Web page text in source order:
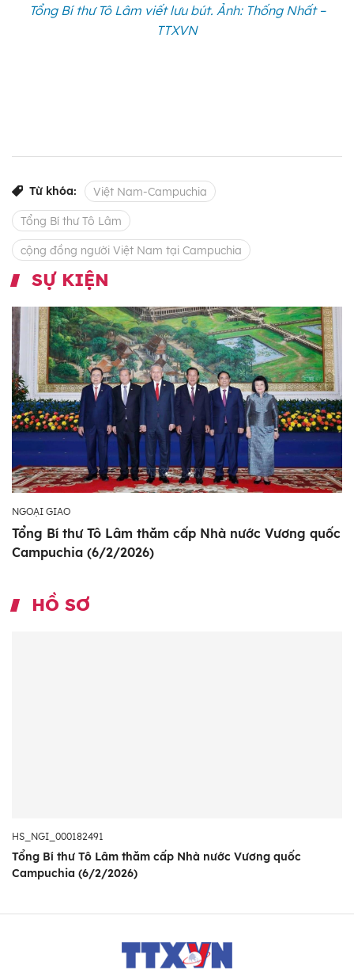
Tổng Bí thư Tô Lâm viết lưu bút. Ảnh: Thống Nhất –
TTXVN
Từ khóa: Việt Nam-Campuchia
Tổng Bí thư Tô Lâm
cộng đồng người Việt Nam tại Campuchia
SỰ KIỆN
NGOẠI GIAO
Tổng Bí thư Tô Lâm thăm cấp Nhà nước Vương quốc
Campuchia (6/2/2026)
HỒ SƠ
HS_NGI_000182491
Tổng Bí thư Tô Lâm thăm cấp Nhà nước Vương quốc
Campuchia (6/2/2026)